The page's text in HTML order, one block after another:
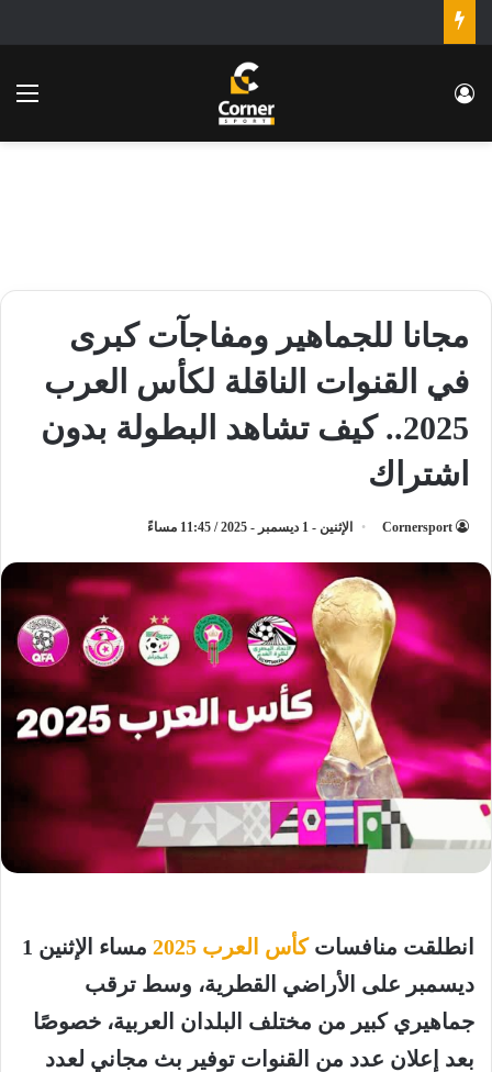
تسجيل الدخول
مجانا للجماهير ومفاجآت كبرى
في القنوات الناقلة لكأس العرب
2025.. كيف تشاهد البطولة بدون
اشتراك
Cornersport الإثنين - 1 ديسمبر - 2025 / 11:45 مساءً
انطلقت منافساتكأس العرب 2025
مساء الإثنين 1
ديسمبر على الأراضي القطرية، وسط ترقب
جماهيري كبير من مختلف البلدان العربية، خصوصًا
بعد إعلان عدد من القنوات توفير بث مجاني لعدد